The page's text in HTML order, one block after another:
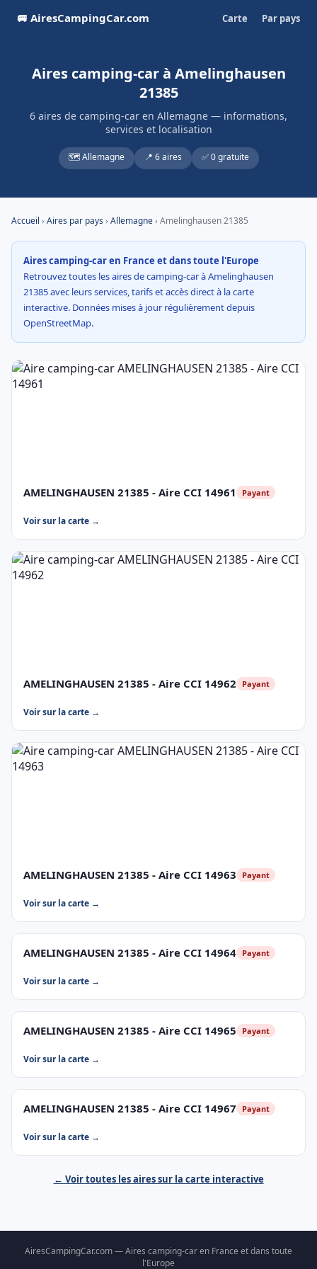
🚐 AiresCampingCar.com Carte Par pays
Aires camping-car à Amelinghausen
21385
6 aires de camping-car en Allemagne — informations,
services et localisation
🗺️ Allemagne 📍 6 aires ✅ 0 gratuite
Accueil › Aires par pays› Allemagne› Amelinghausen 21385
Aires camping-car en France et dans toute l'Europe
Retrouvez toutes les aires de camping-car à Amelinghausen
21385 avec leurs services, tarifs et accès direct à la carte
interactive. Données mises à jour régulièrement depuis
OpenStreetMap.
AMELINGHAUSEN 21385 - Aire CCI 14961 Payant
Voir sur la carte →
AMELINGHAUSEN 21385 - Aire CCI 14962 Payant
Voir sur la carte →
AMELINGHAUSEN 21385 - Aire CCI 14963 Payant
Voir sur la carte →
AMELINGHAUSEN 21385 - Aire CCI 14964 Payant
Voir sur la carte →
AMELINGHAUSEN 21385 - Aire CCI 14965 Payant
Voir sur la carte →
AMELINGHAUSEN 21385 - Aire CCI 14967 Payant
Voir sur la carte →
← Voir toutes les aires sur la carte interactive
AiresCampingCar.com — Aires camping-car en France et dans toute
l'Europe